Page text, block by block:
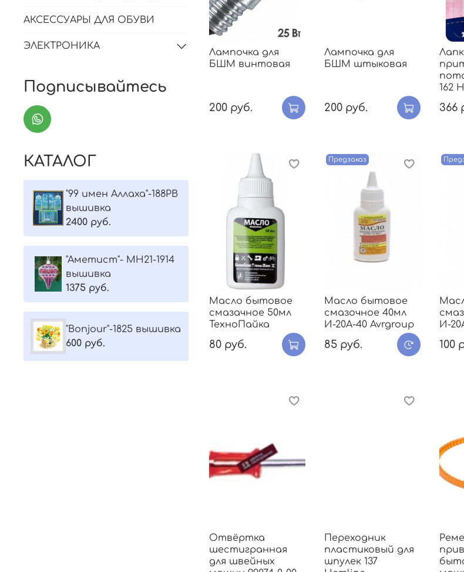
Лампочка для
БШМ винтовая
200 руб.
Лампочка для
БШМ штыковая
200 руб.
162
366
Масло бытовое
смазачное 50мл
ТехноПайка
80 руб.
Предзаказ
Масло бытовое
смазочное 40мл
И-20А-40 Avrgroup
85 руб.
И-
100
Отвёртка
шестигранная
для швейных
Переходник
пластиковый для
шпулек 137
АКСЕССУАРЫ ДЛЯ ОБУВИ
ЭЛЕКТРОНИКА
Подписывайтесь
КАТАЛОГ
"99 имен Аллаха"-188РВ
вышивка
2400 руб.
"Aметист"- МH21-1914
вышивка
1375 руб.
"Bonjour"-1825 вышивка
600 руб.